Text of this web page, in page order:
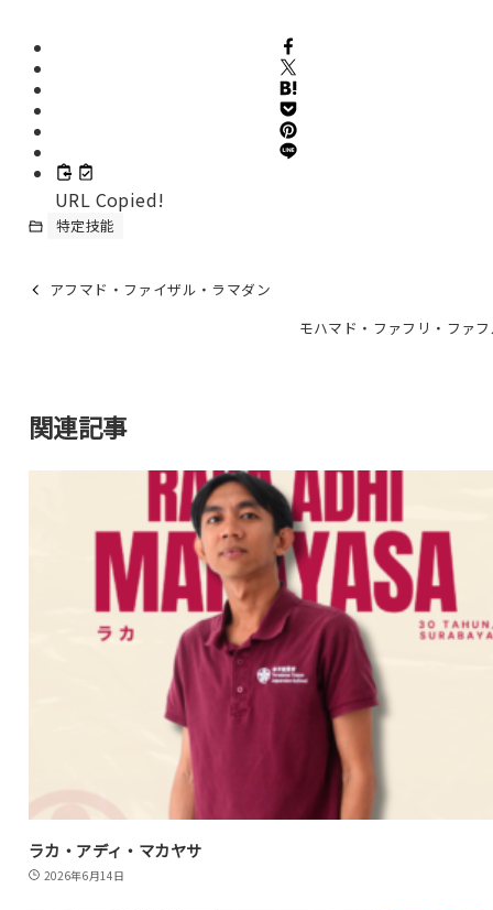
URL Copied!
特定技能
アフマド・ファイザル・ラマダン
モハマド・ファフリ・ファ
関連記事
ラカ・アディ・マカヤサ
2026年6月14日